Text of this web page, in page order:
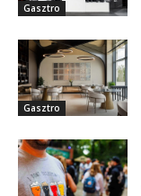
Gasztro
Gasztro